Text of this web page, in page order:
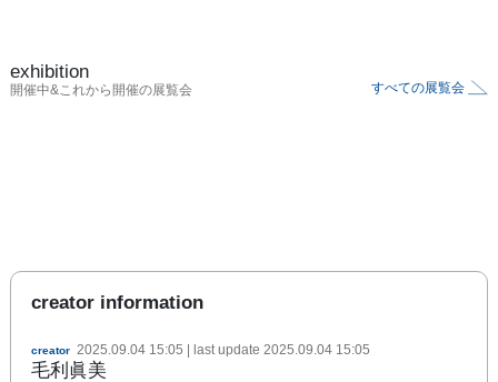
exhibition
開催中&これから開催の展覧会 すべての展覧会
creator information
creator 2025.09.04 15:05 | last update 2025.09.04 15:05
毛利眞美